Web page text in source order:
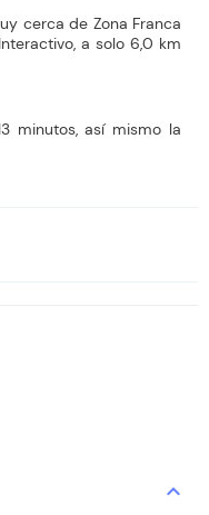
cerca de Zona Franca
a solo 6,0 km
minutos, así mismo la
expand_more